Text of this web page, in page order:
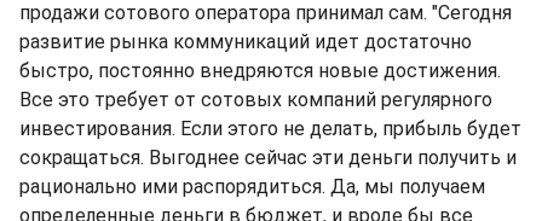
продажи сотового оператора принимал сам. "Сегодня
развитие рынка коммуникаций идет достаточно
быстро, постоянно внедряются новые достижения.
Все это требует от сотовых компаний регулярного
инвестирования. Если этого не делать, прибыль будет
сокращаться. Выгоднее сейчас эти деньги получить и
рационально ими распорядиться. Да, мы получаем
определенные деньги в бюджет, и вроде бы все